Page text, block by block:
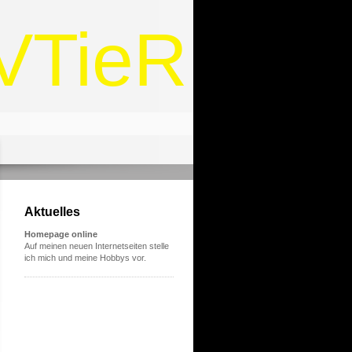
Aktuelles
Homepage online
Auf meinen neuen Internetseiten stelle
ich mich und meine Hobbys vor.